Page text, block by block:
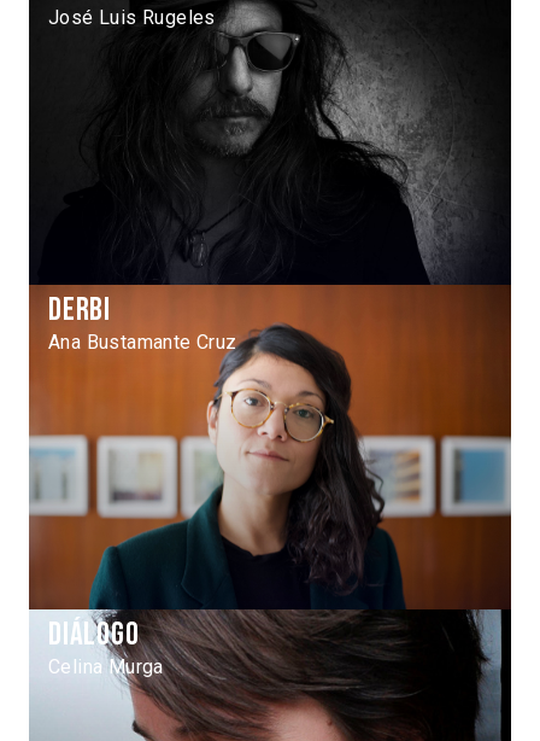
José Luis Rugeles
Derbi
Ana Bustamante Cruz
Diálogo
Celina Murga